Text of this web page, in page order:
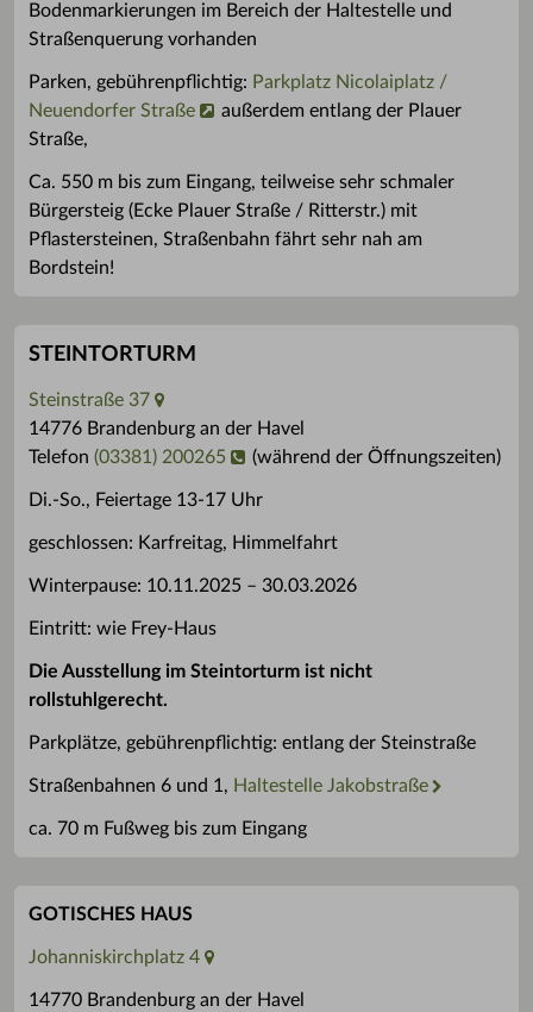
Bodenmarkierungen im Bereich der Haltestelle und
Straßenquerung vorhanden
Parken, gebührenpflichtig: Parkplatz Nicolaiplatz /
Neuendorfer Straße
außerdem entlang der Plauer
Straße,
Ca. 550 m bis zum Eingang, teilweise sehr schmaler
Bürgersteig (Ecke Plauer Straße / Ritterstr.) mit
Pflastersteinen, Straßenbahn fährt sehr nah am
Bordstein!
STEINTORTURM
Steinstraße 37
14776 Brandenburg an der Havel
Telefon (03381) 200265 (während der Öffnungszeiten)
Di.-So., Feiertage 13-17 Uhr
geschlossen: Karfreitag, Himmelfahrt
Winterpause: 10.11.2025 – 30.03.2026
Eintritt: wie Frey-Haus
Die Ausstellung im Steintorturm ist nicht
rollstuhlgerecht.
Parkplätze, gebührenpflichtig: entlang der Steinstraße
Straßenbahnen 6 und 1, Haltestelle Jakobstraße
ca. 70 m Fußweg bis zum Eingang
GOTISCHES HAUS
Johanniskirchplatz 4
14770 Brandenburg an der Havel